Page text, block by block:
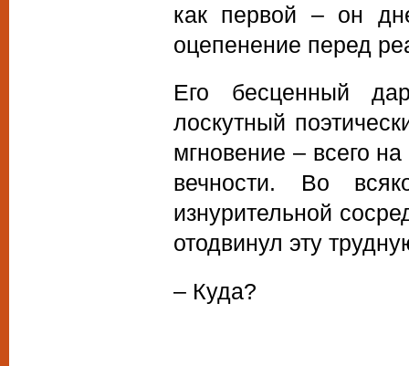
как первой – он
оцепенение перед
Его бесценный
лоскутный
мгновение – всего
вечности. Во
изнурительной
отодвинул эту
– Куда?